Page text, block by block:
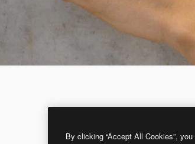
By clicking “Accept All Cookies”,